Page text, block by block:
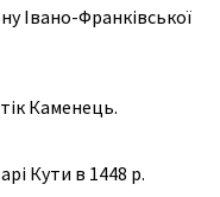
Івано-Франківської
Каменець.
Кути в 1448 р.